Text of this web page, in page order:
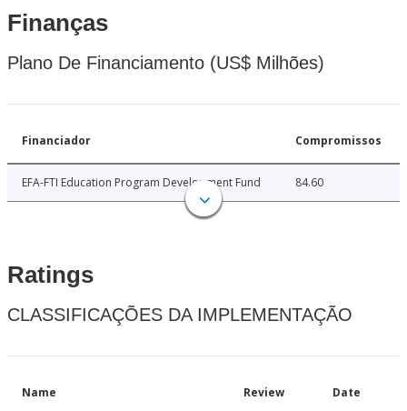
Finanças
Plano De Financiamento (US$ Milhões)
Financiador Compromissos
EFA-FTI Education Program Development Fund 84.60
Ratings
CLASSIFICAÇÕES DA IMPLEMENTAÇÃO
Name Review Date